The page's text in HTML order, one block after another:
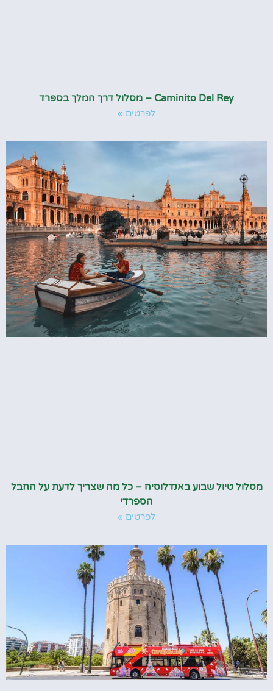
Caminito Del Rey – מסלול דרך המלך בספרד
לפרטים »
מסלול טיול שבוע באנדלוסיה – כל מה שצריך לדעת על החבל
הספרדי
לפרטים »